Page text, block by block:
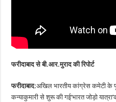
फरीदाबाद से बी.आर.मुराद की रिपोर्ट
फरीदाबाद:अखिल भारतीय कांग्रेस कमेटी के पूर्व
कन्याकुमारी से शुरू की गई‘भारत जोड़ो